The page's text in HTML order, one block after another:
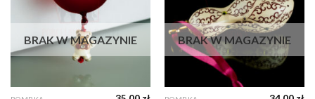
BRAK W MAGAZYNIE BRAK W MAGAZYNIE